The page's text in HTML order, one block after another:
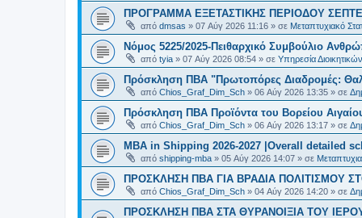
ΠΡΟΓΡΑΜΜΑ ΕΞΕΤΑΣΤΙΚΗΣ ΠΕΡΙΟΔΟΥ
από dmsas » 07 Αύγ 2026 11:16 » σε Μεταπτυχιακό
Νόμος 5225/2025-Πειθαρχικό Συμβούλιο
από tyia » 07 Αύγ 2026 08:54 » σε Υπηρεσία
Πρόσκληση ΠΒΑ "Πρωτοπόρες Διαδρομές:
από Chios_Graf_Dim_Sch » 06 Αύγ 2026 13:35 » σε
Πρόσκληση ΠΒΑ Προϊόντα του Βορείου
από Chios_Graf_Dim_Sch » 06 Αύγ 2026 13:17 » σε
MBA in Shipping 2026-2027 |Overall detailed
από shipping-mba » 05 Αύγ 2026 14:07 » σε
ΠΡΟΣΚΛΗΣΗ ΠΒΑ ΓΙΑ ΒΡΑΔΙΑ ΠΟΛΙΤΙΣΜΟΥ
από Chios_Graf_Dim_Sch » 04 Αύγ 2026 14:20 » σε
ΠΡΟΣΚΛΗΣΗ ΠΒΑ ΣΤΑ ΘΥΡΑΝΟΙΞΙΑ ΤΟΥ